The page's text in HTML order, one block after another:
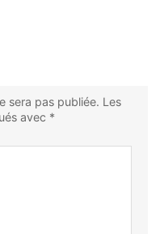
sera pas publiée. Les
avec *